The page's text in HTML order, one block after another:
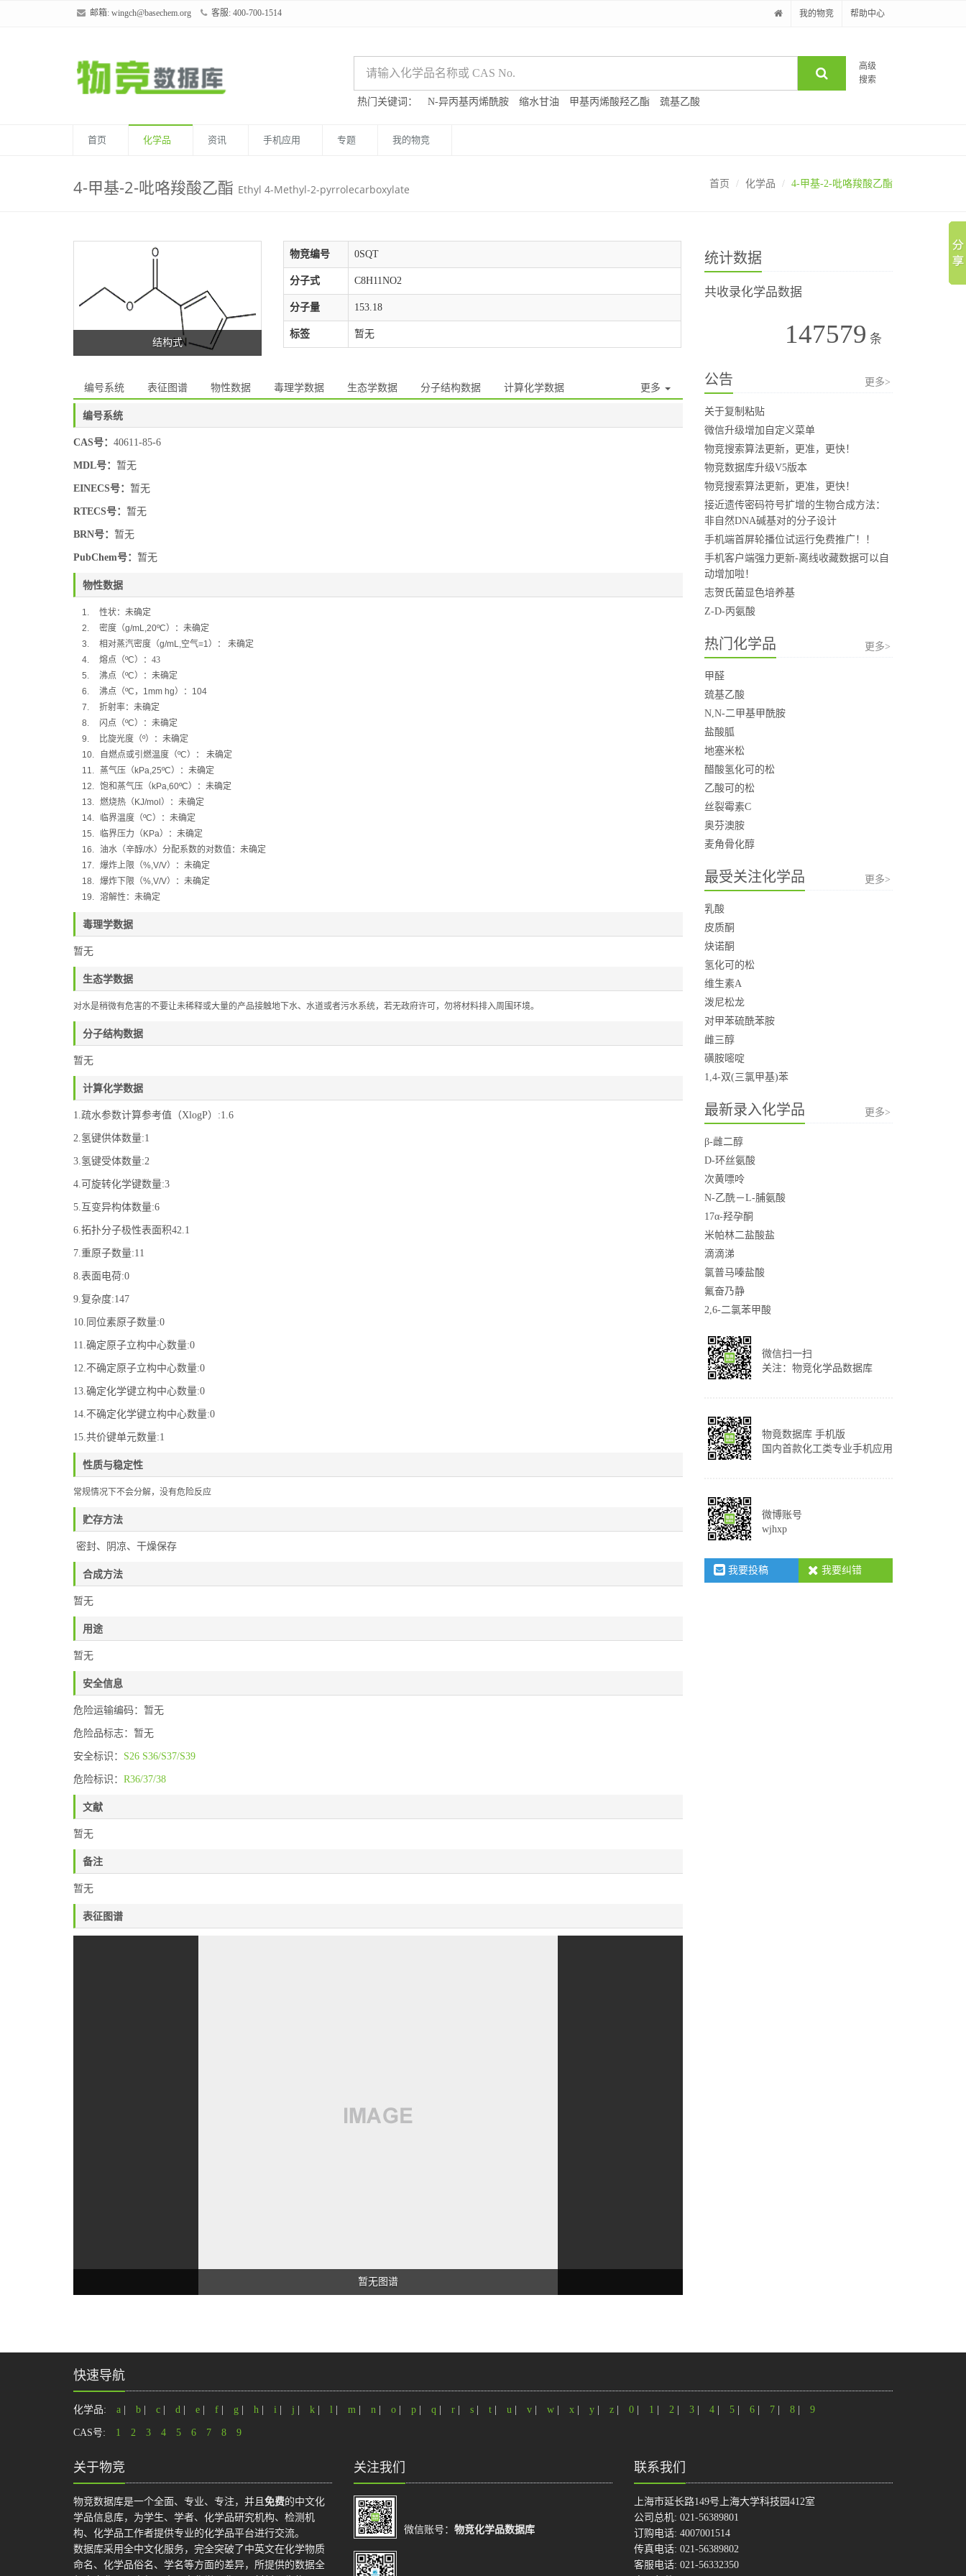
邮箱: wingch@basechem.org 客服: 400-700-1514 我的物竞 帮助中心
高级
搜索
热门关键词： N-异丙基丙烯酰胺 缩水甘油 甲基丙烯酸羟乙酯 巯基乙酸
首页 化学品 资讯 手机应用 专题 我的物竞
4-甲基-2-吡咯羧酸乙酯 Ethyl 4-Methyl-2-pyrrolecarboxylate 首页 化学品 4-甲基-2-吡咯羧酸乙酯
结构式
物竞编号 0SQT
分子式 C8H11NO2
分子量 153.18
标签 暂无
编号系统 表征图谱 物性数据 毒理学数据 生态学数据 分子结构数据 计算化学数据 更多
编号系统
CAS号： 40611-85-6
MDL号： 暂无
EINECS号： 暂无
RTECS号： 暂无
BRN号： 暂无
PubChem号： 暂无
物性数据
1.
性状：未确定
2.
密度（g/mL,20ºC）： 未确定
3.
相对蒸汽密度（g/mL,空气=1）：
未确定
4.
熔点（ºC）： 43
5.
沸点（ºC）：未确定
6.
沸点（ºC ， 1mm hg）： 104
7.
折射率：未确定
8.
闪点（ºC）： 未确定
9.
比旋光度（º）： 未确定
10.
自燃点或引燃温度（ºC）：
未确定
11.
蒸气压（ kPa,25ºC）： 未确定
12. 饱和蒸气压（ kPa,60ºC）： 未确定
13. 燃烧热（ KJ/mol ）： 未确定
14.
临界温度（ºC）：未确定
15.
临界压力（ KPa）：未确定
16. 油水（辛醇/水）分配系数的对数值：未确定
17. 爆炸上限（%,V/V）：未确定
18. 爆炸下限（%,V/V）：未确定
19. 溶解性：未确定
毒理学数据
暂无
生态学数据
对水是稍微有危害的不要让未稀释或大量的产品接触地下水、水道或者污水系统，若无政府许可，勿将材料排入周围环境。
分子结构数据
暂无
计算化学数据
1.疏水参数计算参考值（XlogP）:1.6
2.氢键供体数量:1
3.氢键受体数量:2
4.可旋转化学键数量:3
5.互变异构体数量:6
6.拓扑分子极性表面积42.1
7.重原子数量:11
8.表面电荷:0
9.复杂度:147
10.同位素原子数量:0
11.确定原子立构中心数量:0
12.不确定原子立构中心数量:0
13.确定化学键立构中心数量:0
14.不确定化学键立构中心数量:0
15.共价键单元数量:1
性质与稳定性
常规情况下不会分解，没有危险反应
贮存方法
密封、阴凉、干燥保存
合成方法
暂无
用途
暂无
安全信息
危险运输编码：暂无
危险品标志：暂无
安全标识： S26 S36/S37/S39
危险标识： R36/37/38
文献
暂无
备注
暂无
表征图谱
暂无图谱
统计数据
共收录化学品数据
147579 条
公告 更多>
关于复制粘贴
微信升级增加自定义菜单
物竞搜索算法更新，更准，更快！
物竞数据库升级V5版本
物竞搜索算法更新，更准，更快！
接近遗传密码符号扩增的生物合成方法：
非自然DNA碱基对的分子设计
手机端首屏轮播位试运行免费推广！！
手机客户端强力更新-离线收藏数据可以自
动增加啦！
志贺氏菌显色培养基
Z-D-丙氨酸
热门化学品 更多>
甲醛
巯基乙酸
N,N-二甲基甲酰胺
盐酸胍
地塞米松
醋酸氢化可的松
乙酸可的松
丝裂霉素C
奥芬澳胺
麦角骨化醇
最受关注化学品 更多>
乳酸
皮质酮
炔诺酮
氢化可的松
维生素A
泼尼松龙
对甲苯硫酰苯胺
雌三醇
磺胺嘧啶
1,4-双(三氯甲基)苯
最新录入化学品 更多>
β-雌二醇
D-环丝氨酸
次黄嘌呤
N-乙酰－L-脯氨酸
17α-羟孕酮
米帕林二盐酸盐
滴滴涕
氯普马嗪盐酸
氟奋乃静
2,6-二氯苯甲酸
微信扫一扫
关注：物竞化学品数据库
物竟数据库 手机版
国内首款化工类专业手机应用
微博账号
wjhxp
我要投稿 我要纠错
快速导航
化学品: a b c d e f g h i j k l m n o p q r s t u v w x y z 0 1 2 3 4 5 6 7 8 9
CAS号: 1 2 3 4 5 6 7 8 9
关于物竞
物竞数据库是一个全面、专业、专注，并且 免费的中文化
学品信息库，为学生、学者、化学品研究机构、检测机
构、化学品工作者提供专业的化学品平台进行交流。
数据库采用全中文化服务，完全突破了中英文在化学物质
命名、化学品俗名、学名等方面的差异，所提供的数据全
关注我们
微信账号： 物竞化学品数据库
联系我们
上海市延长路149号上海大学科技园412室
公司总机: 021-56389801
订购电话: 4007001514
传真电话: 021-56389802
客服电话: 021-56332350